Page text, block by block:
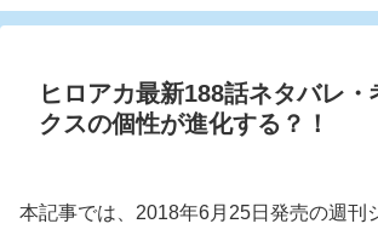
ヒロアカ最新188話ネタバレ・
クスの個性が進化する？！
本記事では、2018年6月25日発売の週刊